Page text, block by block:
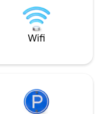
natuurlijke
Wifi